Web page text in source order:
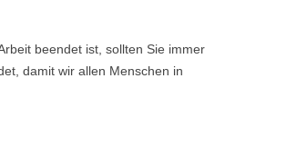
beendet ist, sollten Sie immer
damit wir allen Menschen in